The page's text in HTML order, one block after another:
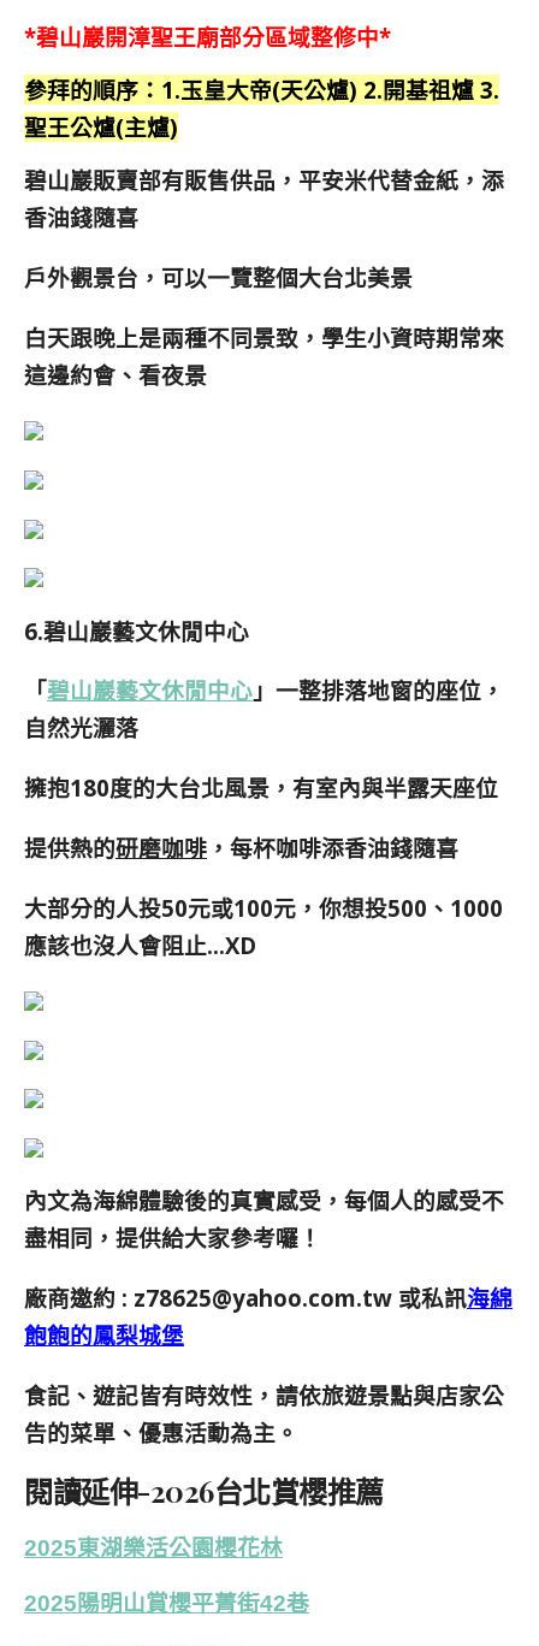
*碧山巖開漳聖王廟部分區域整修中*
參拜的順序：1.玉皇大帝(天公爐) 2.開基祖爐 3.
聖王公爐(主爐)
碧山巖販賣部有販售供品，平安米代替金紙，添
香油錢隨喜
戶外觀景台，可以一覽整個大台北美景
白天跟晚上是兩種不同景致，學生小資時期常來
這邊約會、看夜景
6.碧山巖藝文休閒中心
「碧山巖藝文休閒中心 」 一整排落地窗的座位，
自然光灑落
擁抱180度的大台北風景，有室內與半露天座位
提供熱的研磨咖啡 ，每杯咖啡添香油錢隨喜
大部分的人投50元或100元，你想投500、1000
應該也沒人會阻止…XD
內文為海綿體驗後的真實感受，每個人的感受不
盡相同，提供給大家參考囉！
廠商邀約 : z78625@yahoo.com.tw 或私訊海綿
飽飽的鳳梨城堡
食記、遊記皆有時效性，請依旅遊景點與店家公
告的菜單、優惠活動為主。
閱讀延伸-2026台北賞櫻推薦
2025東湖樂活公園櫻花林
2025陽明山賞櫻平菁街42巷